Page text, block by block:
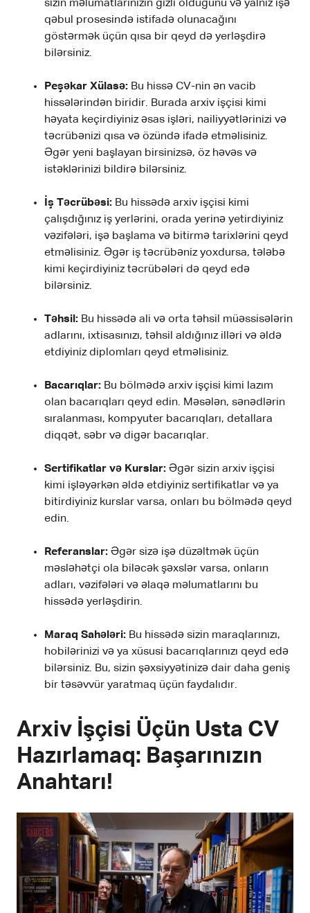
sizin məlumatlarınızın gizli olduğunu və yalnız işə
qəbul prosesində istifadə olunacağını
göstərmək üçün qısa bir qeyd də yerləşdirə
bilərsiniz.
Peşəkar Xülasə: Bu hissə CV-nin ən vacib
hissələrindən biridir. Burada arxiv işçisi kimi
həyata keçirdiyiniz əsas işləri, nailiyyətlərinizi və
təcrübənizi qısa və özündə ifadə etməlisiniz.
Əgər yeni başlayan birsinizsə, öz həvəs və
istəklərinizi bildirə bilərsiniz.
İş Təcrübəsi: Bu hissədə arxiv işçisi kimi
çalışdığınız iş yerlərini, orada yerinə yetirdiyiniz
vəzifələri, işə başlama və bitirmə tarixlərini qeyd
etməlisiniz. Əgər iş təcrübəniz yoxdursa, tələbə
kimi keçirdiyiniz təcrübələri də qeyd edə
bilərsiniz.
Təhsil: Bu hissədə ali və orta təhsil müəssisələrin
adlarını, ixtisasınızı, təhsil aldığınız illəri və əldə
etdiyiniz diplomları qeyd etməlisiniz.
Bacarıqlar: Bu bölmədə arxiv işçisi kimi lazım
olan bacarıqları qeyd edin. Məsələn, sənədlərin
sıralanması, kompyuter bacarıqları, detallara
diqqət, səbr və digər bacarıqlar.
Sertifikatlar və Kurslar: Əgər sizin arxiv işçisi
kimi işləyərkən əldə etdiyiniz sertifikatlar və ya
bitirdiyiniz kurslar varsa, onları bu bölmədə qeyd
edin.
Referanslar: Əgər sizə işə düzəltmək üçün
məsləhətçi ola biləcək şəxslər varsa, onların
adları, vəzifələri və əlaqə məlumatlarını bu
hissədə yerləşdirin.
Maraq Sahələri: Bu hissədə sizin maraqlarınızı,
hobilərinizi və ya xüsusi bacarıqlarınızı qeyd edə
bilərsiniz. Bu, sizin şəxsiyyətinizə dair daha geniş
bir təsəvvür yaratmaq üçün faydalıdır.
Arxiv İşçisi Üçün Usta CV
Hazırlamaq: Başarınızın
Anahtarı!